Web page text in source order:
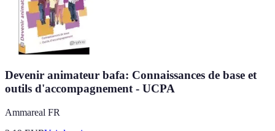
Devenir animateur bafa: Connaissances de base et
outils d'accompagnement - UCPA
Ammareal FR